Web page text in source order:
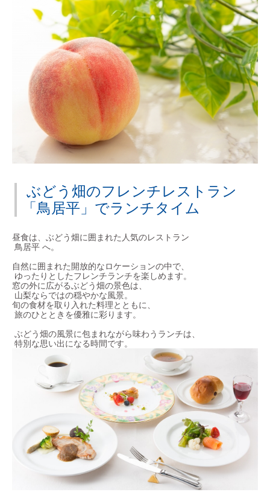
ぶどう畑のフレンチレストラン
「鳥居平」でランチタイム
昼食は、ぶどう畑に囲まれた人気のレストラン
鳥居平 へ。
自然に囲まれた開放的なロケーションの中で、
ゆったりとしたフレンチランチを楽しめます。
窓の外に広がるぶどう畑の景色は、
山梨ならではの穏やかな風景。
旬の食材を取り入れた料理とともに、
旅のひとときを優雅に彩ります。
ぶどう畑の風景に包まれながら味わうランチは、
特別な思い出になる時間です。